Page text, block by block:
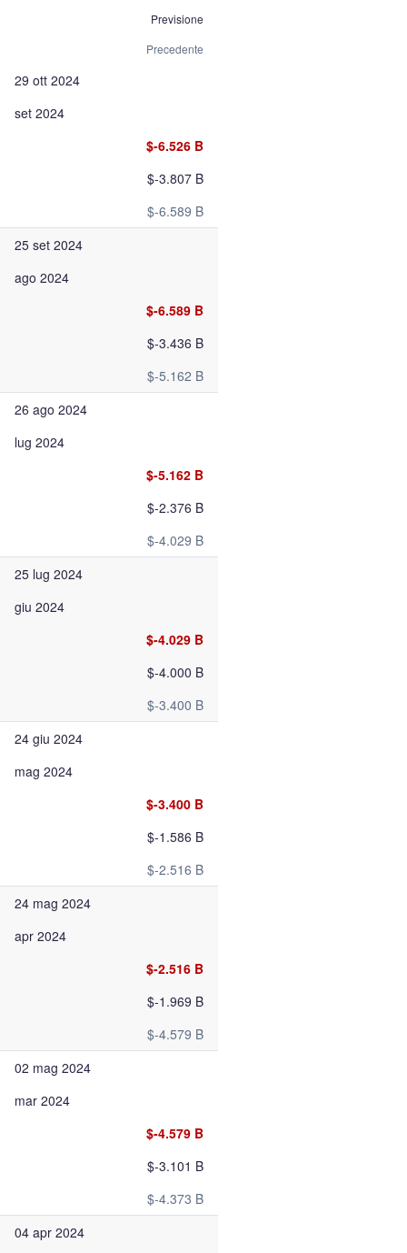
Previsione
Precedente
29 ott 2024
set 2024
$-6.526 B
$-3.807 B
$-6.589 B
25 set 2024
ago 2024
$-6.589 B
$-3.436 B
$-5.162 B
26 ago 2024
lug 2024
$-5.162 B
$-2.376 B
$-4.029 B
25 lug 2024
giu 2024
$-4.029 B
$-4.000 B
$-3.400 B
24 giu 2024
mag 2024
$-3.400 B
$-1.586 B
$-2.516 B
24 mag 2024
apr 2024
$-2.516 B
$-1.969 B
$-4.579 B
02 mag 2024
mar 2024
$-4.579 B
$-3.101 B
$-4.373 B
04 apr 2024